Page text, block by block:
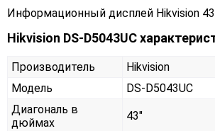
Информационный дисплей Hikvision
Hikvision DS-D5043UC
Производитель
Hikvision
Модель
DS-D5043UC
Диагональ в
дюймах
43"